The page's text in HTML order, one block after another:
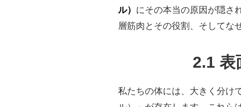
ル） にその本当の原因が隠さ
層筋肉とその役割、そしてな
2.1 表
私たちの体には、大きく分け